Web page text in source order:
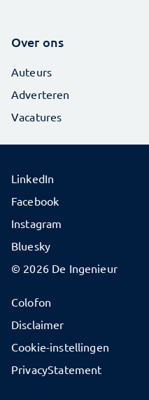
Over ons
Auteurs
Adverteren
Vacatures
© 2026 De Ingenieur
Colofon
Disclaimer
Cookie-instellingen
PrivacyStatement
LinkedIn
Facebook
Instagram
Bluesky